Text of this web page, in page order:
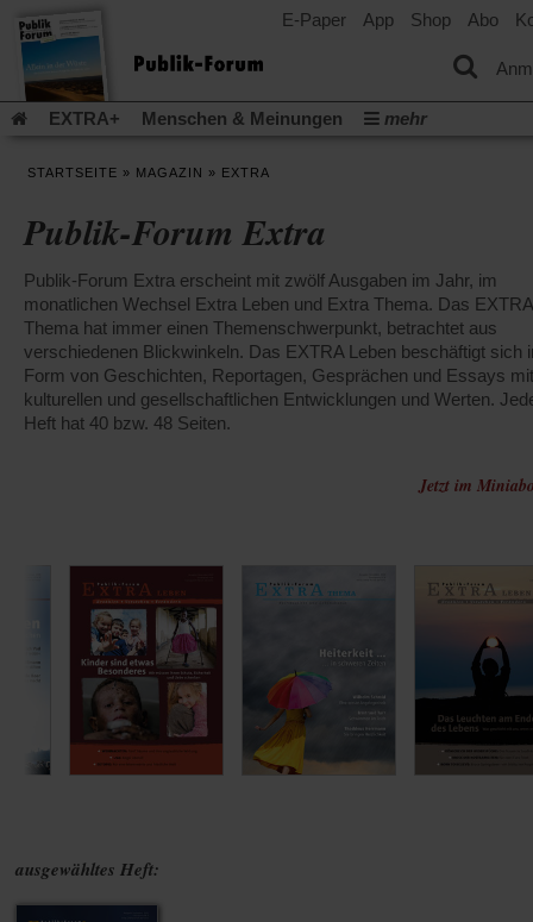
E-Paper App Shop Abo
EXTRA+ Menschen & Meinungen
mehr
EXTRA
Edition Weisheitsletter
Newsletter
Veranstaltungen
Wir über uns
Leserinitiative Publik-Forum e.V.
Die Erderwärmung
Urlaub und Nichtstun (Öffnet
in
einem
neuen
Tab)
Gefährlicher Reichtum (Öffnet
in
einem
neuen
Tab)
Krieg in
Gleichberechtigung
Künstliche Intelligenz(Öffnet
in
einem
neuen
Was gibt
Krieg und Frieden(Öffnet
in
einem
Gott neu denken Krieg in der Ukraine
in
Flucht und Migration
Video-Podcast »Veranstaltungen«
STARTSEITE » MAGAZIN » EXTRA
Publik-Forum Extra
Publik-Forum Extra erscheint mit zwölf Ausgaben im Jahr, im
monatlichen Wechsel Extra Leben und Extra Thema. Das EXTRA
Thema hat immer einen Themenschwerpunkt, betrachtet aus
verschiedenen Blickwinkeln. Das EXTRA Leben beschäftigt sich
Form von Geschichten, Reportagen, Gesprächen und Essays mit
kulturellen und gesellschaftlichen Entwicklungen und Werten.
Heft hat 40 bzw. 48 Seiten.
Jetzt im
ausgewähltes Heft: